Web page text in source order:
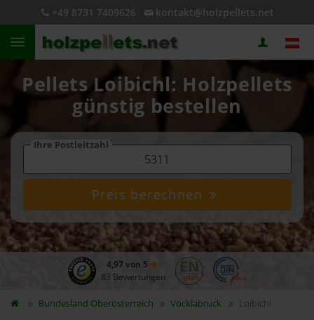
+49 8731 7409626 kontakt@holzpellets.net
Pellets Loibichl: Holzpellets
günstig bestellen
Ihre Postleitzahl
Preis berechnen
4,97 von 5
83 Bewertungen
Bundesland Oberösterreich Vöcklabruck Loibichl